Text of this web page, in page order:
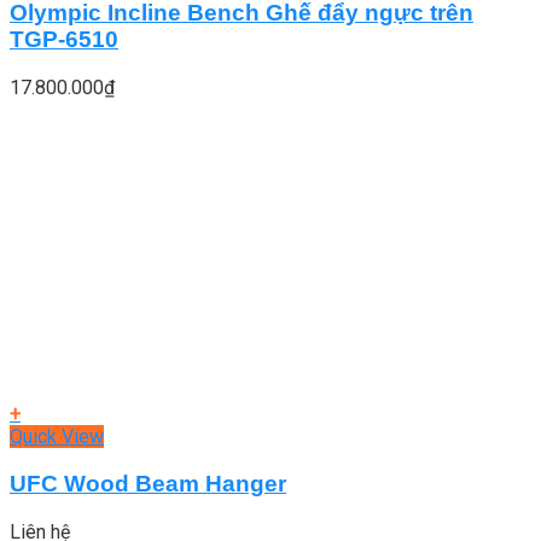
Olympic Incline Bench Ghế đẩy ngực trên
TGP-6510
17.800.000₫
+
Quick View
UFC Wood Beam Hanger
Liên hệ